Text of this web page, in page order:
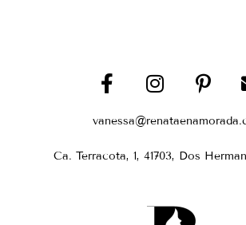
Ca. Terracota, 1, 41703, Dos